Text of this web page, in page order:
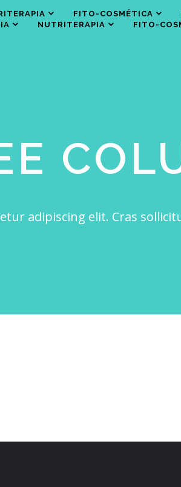
NUTRITERAPIA FITO-
FITO-COSMÉTICA
adipiscing elit. Cras